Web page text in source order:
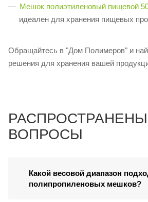
Мешок полиэтиленовый пищевой
идеален для хранения пищевых
Обращайтесь в "Дом Полимеров" и
решения для хранения вашей
ВОПРОСЫ
Какой весовой диапазон
полипропиленовых мешков?